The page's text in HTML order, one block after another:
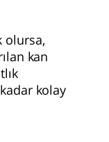
olursa,
kan
kolay